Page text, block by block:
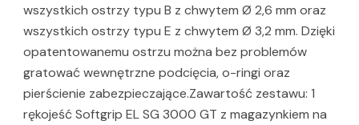
wszystkich ostrzy typu B z chwytem Ø 2,6 mm oraz
wszystkich ostrzy typu E z chwytem Ø 3,2 mm. Dzięki
opatentowanemu ostrzu można bez problemów
gratować wewnętrzne podcięcia, o-ringi oraz
pierścienie zabezpieczające.Zawartość zestawu: 1
rękojeść Softgrip EL SG 3000 GT z magazynkiem na